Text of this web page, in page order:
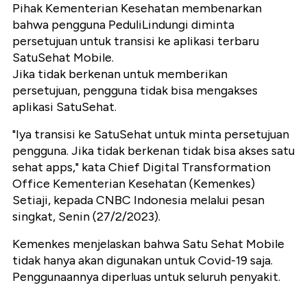
Pihak Kementerian Kesehatan membenarkan
bahwa pengguna PeduliLindungi diminta
persetujuan untuk transisi ke aplikasi terbaru
SatuSehat Mobile.
Jika tidak berkenan untuk memberikan
persetujuan, pengguna tidak bisa mengakses
aplikasi SatuSehat.
"Iya transisi ke SatuSehat untuk minta persetujuan
pengguna. Jika tidak berkenan tidak bisa akses satu
sehat apps," kata Chief Digital Transformation
Office Kementerian Kesehatan (Kemenkes)
Setiaji, kepada CNBC Indonesia melalui pesan
singkat, Senin (27/2/2023).
Kemenkes menjelaskan bahwa Satu Sehat Mobile
tidak hanya akan digunakan untuk Covid-19 saja.
Penggunaannya diperluas untuk seluruh penyakit.